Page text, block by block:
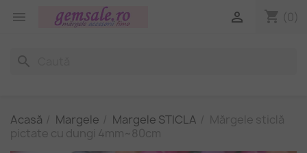
 shopping_cart (0)

search
Acasă Margele Margele STICLA
Mărgele sticlă
pictate cu dungi 4mm~80cm